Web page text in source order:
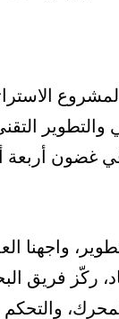
والتطوير
واجهنا
ركّز فريق